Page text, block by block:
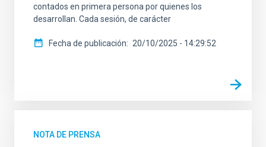
contados en primera persona por quienes los
desarrollan. Cada sesión, de carácter
Fecha de publicación 20/10/2025 - 14:29:52
NOTA DE PRENSA